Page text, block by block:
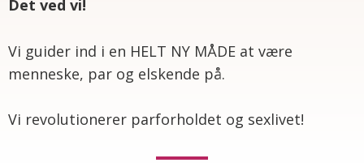
Det ved vi!
Vi guider ind i en HELT NY MÅDE at være
menneske, par og elskende på.
Vi revolutionerer parforholdet og sexlivet!